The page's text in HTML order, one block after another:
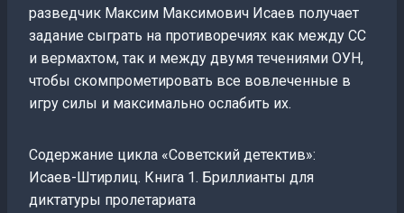
разведчик Максим Максимович Исаев получает
задание сыграть на противоречиях как между СС
и вермахтом, так и между двумя течениями ОУН,
чтобы скомпрометировать все вовлеченные в
игру силы и максимально ослабить их.
Содержание цикла «Советский детектив»:
Исаев-Штирлиц. Книга 1. Бриллианты для
диктатуры пролетариата